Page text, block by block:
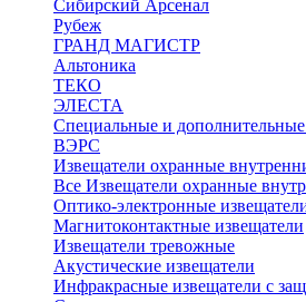
Сибирский Арсенал
Рубеж
ГРАНД МАГИСТР
Альтоника
ТЕКО
ЭЛЕСТА
Специальные и дополнительные
ВЭРС
Извещатели охранные
Все Извещатели охранные
Оптико-электронные
Магнитоконтактные извещатели
Извещатели тревожные
Акустические извещатели
Инфракрасные извещатели с